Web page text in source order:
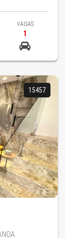
VAGAS
1
15457